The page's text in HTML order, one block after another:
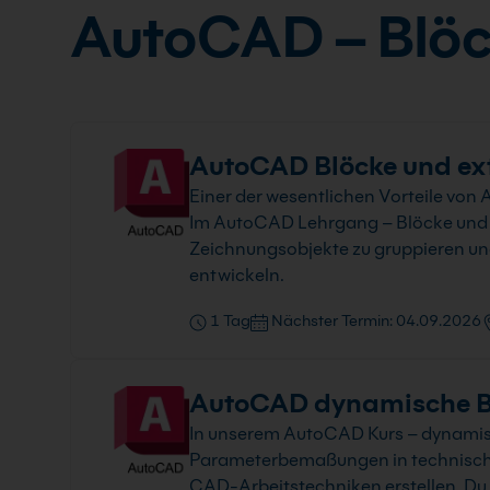
AutoCAD –
AutoCAD Blöcke und
Einer der wesentlichen Vorteile
Im AutoCAD Lehrgang – Blöcke
Zeichnungsobjekte zu gruppieren
entwickeln.
1 Tag Nächster Termin: 04.09.2026
AutoCAD dynamische
In unserem AutoCAD Kurs –
Parameterbemaßungen in